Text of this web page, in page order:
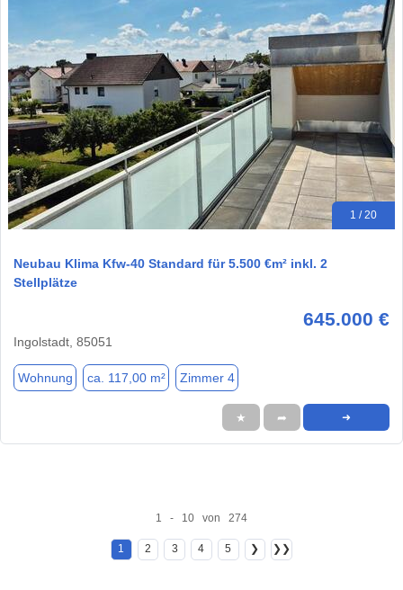
1 / 20
Neubau Klima Kfw-40 Standard für 5.500 €m² inkl. 2
Stellplätze
645.000 €
Ingolstadt, 85051
Wohnung ca. 117,00 m² Zimmer 4
★ ➦ ➜
1 - 10 von 274
1 2 3 4 5 ❯ ❯❯